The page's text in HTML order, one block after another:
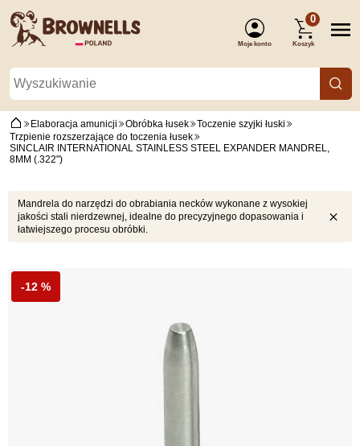
Moje konto
0
Koszyk
Elaboracja amunicji Obróbka łusek
Toczenie szyjki łuski
Trzpienie rozszerzające do toczenia łusek
SINCLAIR INTERNATIONAL STAINLESS STEEL EXPANDER MANDREL,
8MM (.322")
Mandrela do narzędzi do obrabiania necków wykonane z wysokiej
jakości stali nierdzewnej, idealne do precyzyjnego dopasowania i
łatwiejszego procesu obróbki.
-12 %